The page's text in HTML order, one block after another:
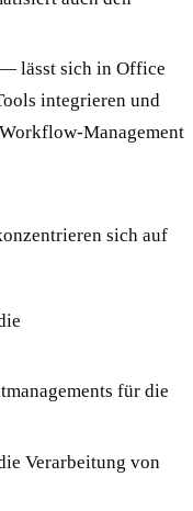
lässt sich in Office
integrieren und
Management
sich auf
für die
Verarbeitung von